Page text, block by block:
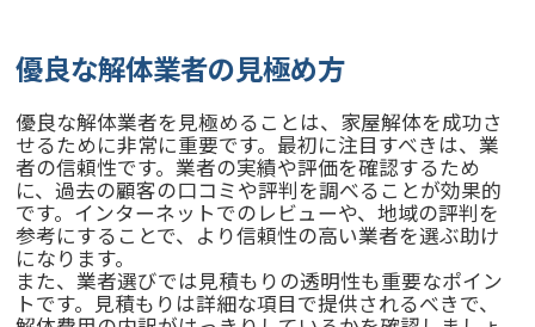
優良な解体業者の見極め方
優良な解体業者を見極めることは、家屋解体を成功さ
せるために非常に重要です。最初に注目すべきは、業
者の信頼性です。業者の実績や評価を確認するため
に、過去の顧客の口コミや評判を調べることが効果的
です。インターネットでのレビューや、地域の評判を
参考にすることで、より信頼性の高い業者を選ぶ助け
になります。
また、業者選びでは見積もりの透明性も重要なポイン
トです。見積もりは詳細な項目で提供されるべきで、